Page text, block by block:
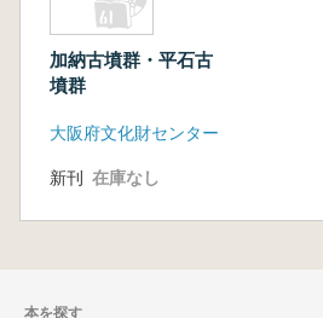
加納古墳群・平石古
墳群
大阪府文化財センター
新刊 在庫なし
本を探す